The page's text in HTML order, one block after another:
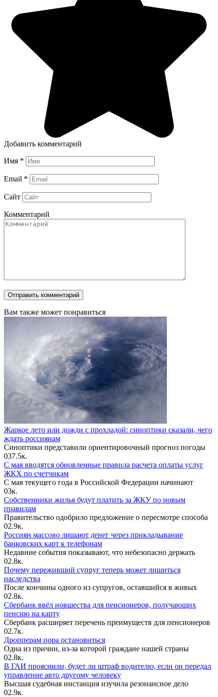
Добавить комментарий
Имя *
Email *
Сайт
Комментарий
Вам также может понравиться
Жаркое лето или дожди с прохладой: синоптики сказали, чего
ждать россиянам
Синоптики представили ориентировочный прогноз погоды
037.5к.
С мая вводятся обновленные правила расчета оплаты услуг
ЖКХ по счетчикам
С мая текущего года в Российской Федерации начинают
03к.
Собственники жилья будут платить за ЖКУ по новым
правилам
Правительство одобрило предложение о пересмотре способа
02.9к.
Россиян массово лишают денег через прикладывание
банковских карт к телефонам
Недавние события показывают, что небезопасно держать
02.8к.
Почему переживший супруг теперь может лишиться
наследства
После кончины одного из супругов, оставшийся в живых
02.8к.
Сбербанк ввёл новшества для пенсионеров, получающих
пенсию на карту
Сбербанк расширяет перечень преимуществ для пенсионеров
02.7к.
Дропперам пора остановиться
Одна из причин, из-за которой граждане нашей страны
02.8к.
В ГАИ прояснили, будет ли штраф водителю, если он передал
управление авто другому человеку
Высшая судебная инстанция изучила резонансное дело
02.9к.